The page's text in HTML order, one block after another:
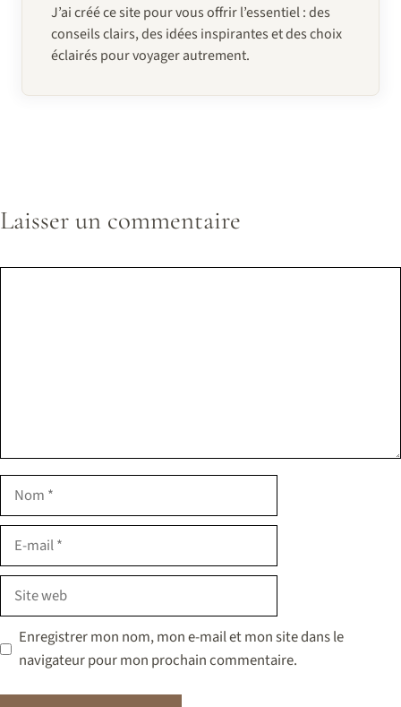
J’ai créé ce site pour vous offrir l’essentiel : des
conseils clairs, des idées inspirantes et des choix
éclairés pour voyager autrement.
Laisser un commentaire
Nom
Site
Enregistrer mon nom, mon e-mail et mon site dans le
navigateur pour mon prochain commentaire.